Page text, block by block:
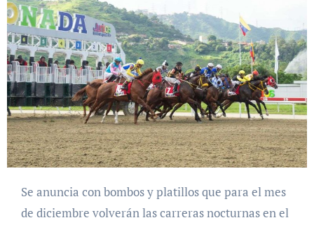
Se anuncia con bombos y platillos que para el mes
de diciembre volverán las carreras nocturnas en el